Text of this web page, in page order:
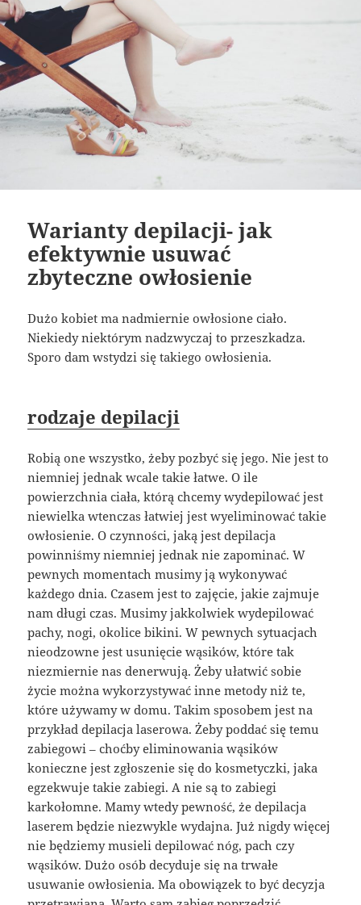
Warianty depilacji- jak
efektywnie usuwać
zbyteczne owłosienie
Dużo kobiet ma nadmiernie owłosione ciało.
Niekiedy niektórym nadzwyczaj to przeszkadza.
Sporo dam wstydzi się takiego owłosienia.
rodzaje depilacji
Robią one wszystko, żeby pozbyć się jego. Nie jest to
niemniej jednak wcale takie łatwe. O ile
powierzchnia ciała, którą chcemy wydepilować jest
niewielka wtenczas łatwiej jest wyeliminować takie
owłosienie. O czynności, jaką jest depilacja
powinniśmy niemniej jednak nie zapominać. W
pewnych momentach musimy ją wykonywać
każdego dnia. Czasem jest to zajęcie, jakie zajmuje
nam długi czas. Musimy jakkolwiek wydepilować
pachy, nogi, okolice bikini. W pewnych sytuacjach
nieodzowne jest usunięcie wąsików, które tak
niezmiernie nas denerwują. Żeby ułatwić sobie
życie można wykorzystywać inne metody niż te,
które używamy w domu. Takim sposobem jest na
przykład depilacja laserowa. Żeby poddać się temu
zabiegowi – choćby eliminowania wąsików
konieczne jest zgłoszenie się do kosmetyczki, jaka
egzekwuje takie zabiegi. A nie są to zabiegi
karkołomne. Mamy wtedy pewność, że depilacja
laserem będzie niezwykle wydajna. Już nigdy więcej
nie będziemy musieli depilować nóg, pach czy
wąsików. Dużo osób decyduje się na trwałe
usuwanie owłosienia. Ma obowiązek to być decyzja